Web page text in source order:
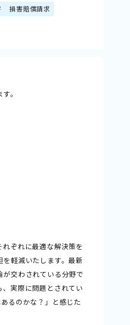
損害賠償請求
。
ぞれに最適な解決策を
軽減いたします。最新
交わされている分野で
実際に問題とされてい
るのかな？」と感じた